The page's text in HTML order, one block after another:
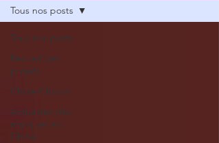
Tous nos posts
Recueil des
projets
Chine-Chinois
Actualités des
marques en
Chine
Tous nos posts